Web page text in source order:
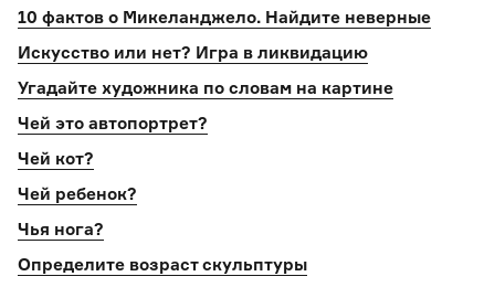
10 фактов о Микеланджело. Найдите неверные
Искусство или нет? Игра в ликвидацию
Угадайте художника по словам на картине
Чей это автопортрет?
Чей кот?
Чей ребенок?
Чья нога?
Определите возраст скульптуры